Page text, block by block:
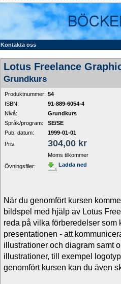
Kontakta oss
Lotus Freelance
Grundkurs
Produktnummer: 54
ISBN:
91-889-6054-4
Nivå:
Grundkurs
Språk/program:
SE/SE
Pub. datum:
1999-01-01
Pris:
304,00 kr
Moms tilkommer
Övningsfiler:
Ladda ned
När du genomfört kursen
bildspel med hjälp av Lotus
reda på vilka förberedelser som
presentationen - att
illustrationer och diagram samt
illustrationer, till exempel
genomfört kursen kan du även